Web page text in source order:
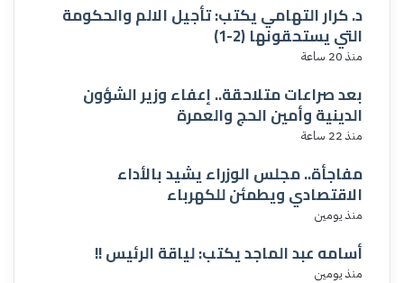
د. كرار التهامي يكتب: تأجيل الالم والحكومة
التي يستحقونها (2-1)
منذ 20 ساعة
بعد صراعات متلاحقة.. إعفاء وزير الشؤون
الدينية وأمين الحج والعمرة
منذ 22 ساعة
مفاجأة.. مجلس الوزراء يشيد بالأداء
الاقتصادي ويطمئن للكهرباء
منذ يومين
أسامه عبد الماجد يكتب: لياقة الرئيس !!
منذ يومين